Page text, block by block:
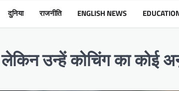
दुनिया राजनीति ENGLISH NEWS
उन्हें कोचिंग का कोई